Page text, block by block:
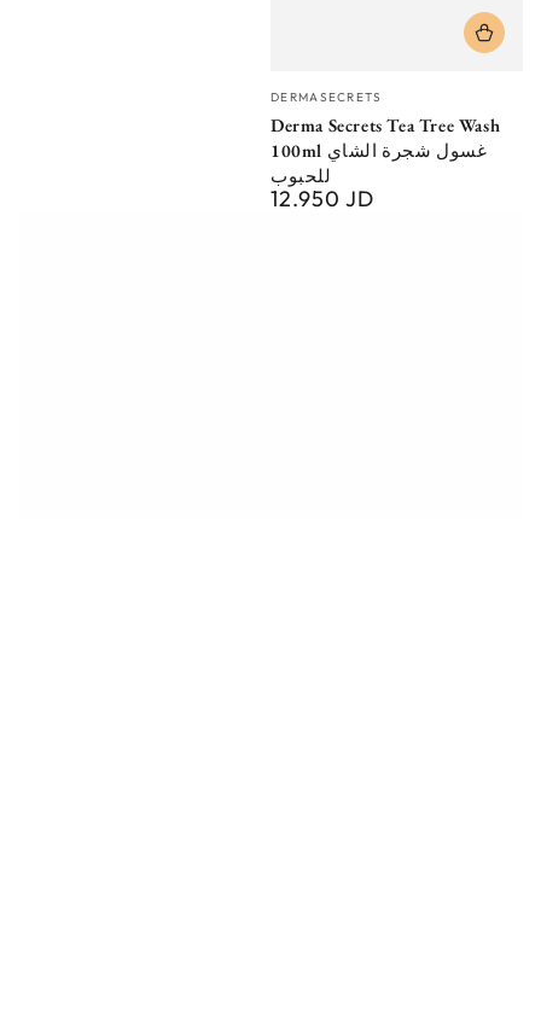
Vendor:
DERMASECRETS
Derma Secrets Tea Tree Wash
100ml غسول شجرة الشاي
للحبوب
Regular
12.950 JD